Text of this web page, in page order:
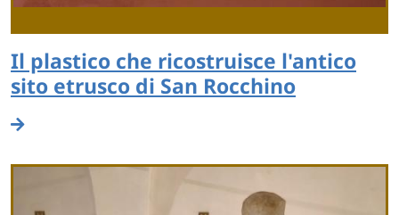
Il plastico che ricostruisce l'antico
sito etrusco di San Rocchino